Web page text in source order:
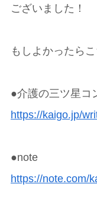
ございました！
もしよかったら
●介護の三ツ星コ
https://kaigo.jp/
●note
https://note.com/